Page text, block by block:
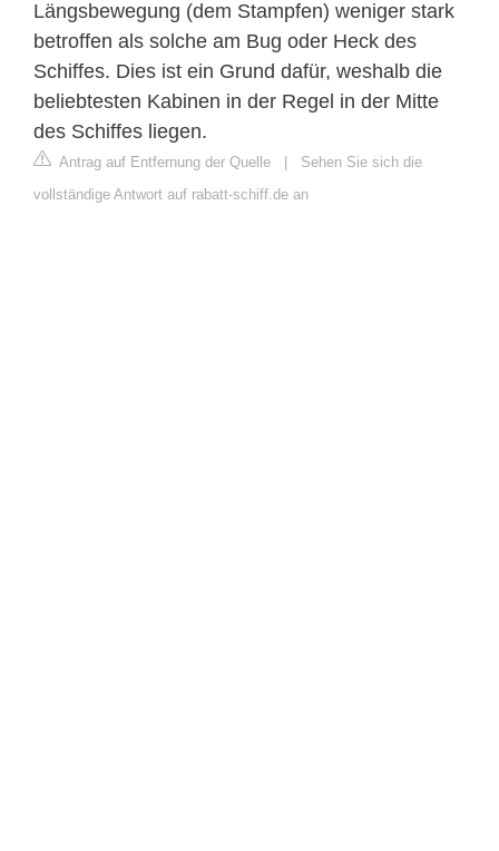
Längsbewegung (dem Stampfen) weniger stark
betroffen als solche am Bug oder Heck des
Schiffes. Dies ist ein Grund dafür, weshalb die
beliebtesten Kabinen in der Regel in der Mitte
des Schiffes liegen.
Antrag auf Entfernung der Quelle | Sehen Sie sich die
vollständige Antwort auf rabatt-schiff.de an